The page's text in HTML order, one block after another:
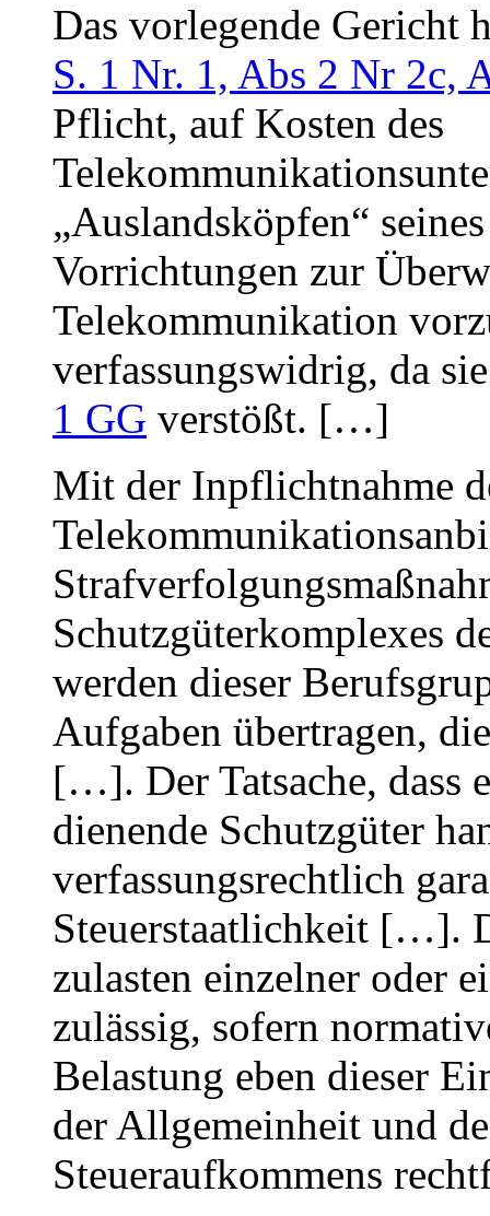
Das vorlegende Gericht
S. 1 Nr. 1, Abs 2 Nr 2c,
Pflicht, auf Kosten des
„Auslandsköpfen“
Vorrichtungen zur
Telekommunikation
verfassungswidrig, da
1 GG verstößt. […]
Mit der Inpflichtnahme
Schutzgüterkomplexes
werden dieser
Aufgaben übertragen,
[…]. Der Tatsache, dass
dienende Schutzgüter
verfassungsrechtlich
Steuerstaatlichkeit […].
zulasten einzelner oder
zulässig, sofern
Belastung eben dieser
der Allgemeinheit und
Steueraufkommens